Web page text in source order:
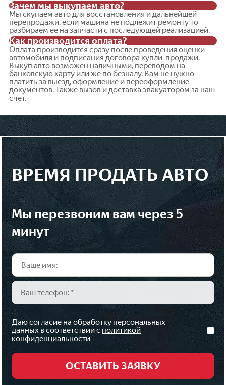
Зачем мы выкупаем авто?
Мы скупаем авто для восстановления и дальнейшей
перепродажи, если машина не подлежит ремонту то
разбираем ее на запчасти с последующей реализацией.
Как производится оплата?
Оплата производится сразу после проведения оценки
автомобиля и подписания договора купли-продажи.
Выкуп авто возможен наличными, переводом на
банковскую карту или же по безналу. Вам не нужно
платить за выезд, оформление и переоформление
документов. Также вызов и доставка эвакуатором за наш
счет.
ВРЕМЯ ПРОДАТЬ АВТО
мы перезвоним вам через 5
минут
Даю согласие на обработку персональных
данных в соответствии с политикой
конфиденциальности